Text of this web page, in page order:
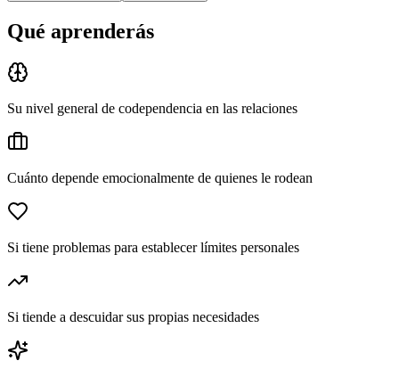
Qué aprenderás
Su nivel general de codependencia en las relaciones
Cuánto depende emocionalmente de quienes le rodean
Si tiene problemas para establecer límites personales
Si tiende a descuidar sus propias necesidades